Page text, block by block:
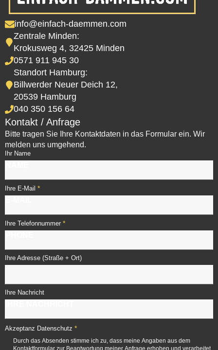
info@einfach-daemmen.com
Zentrale Minden:
Krokusweg 4, 32425 Minden
0571 911 945 30
Standort Hamburg:
Billwerder Neuer Deich 12,
20539 Hamburg
040 350 156 64
Kontakt / Anfrage
Bitte tragen Sie Ihre Kontaktdaten in das Formular ein. Wir
melden uns umgehend.
Ihr Name
Ihre E-Mail *
Ihre Telefonnummer *
Ihre Adresse (Straße + Ort)
Ihre Nachricht
Akzeptanz Datenschutz *
Durch das Absenden stimme ich zu, dass meine Angaben aus dem
Kontaktformular zur Beantwortung meiner Anfrage erhoben und verarbeitet